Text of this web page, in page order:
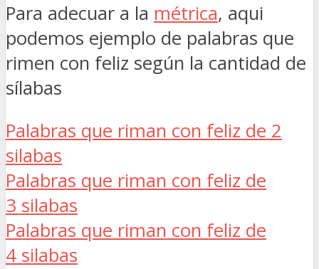
Para adecuar a la métrica, aqui
podemos ejemplo de palabras que
rimen con feliz según la cantidad de
sílabas
Palabras que riman con feliz de 2
silabas
Palabras que riman con feliz de
3 silabas
Palabras que riman con feliz de
4 silabas